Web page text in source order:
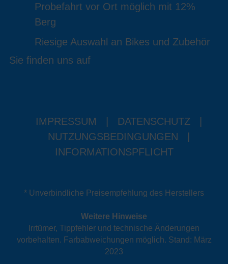
Probefahrt vor Ort möglich mit 12%
Berg
Riesige Auswahl an Bikes und Zubehör
Sie finden uns auf
IMPRESSUM DATENSCHUTZ
NUTZUNGSBEDINGUNGEN
INFORMATIONSPFLICHT
* Unverbindliche Preisempfehlung des Herstellers
Weitere Hinweise
Irrtümer, Tippfehler und technische Änderungen
vorbehalten. Farbabweichungen möglich. Stand: März
2023